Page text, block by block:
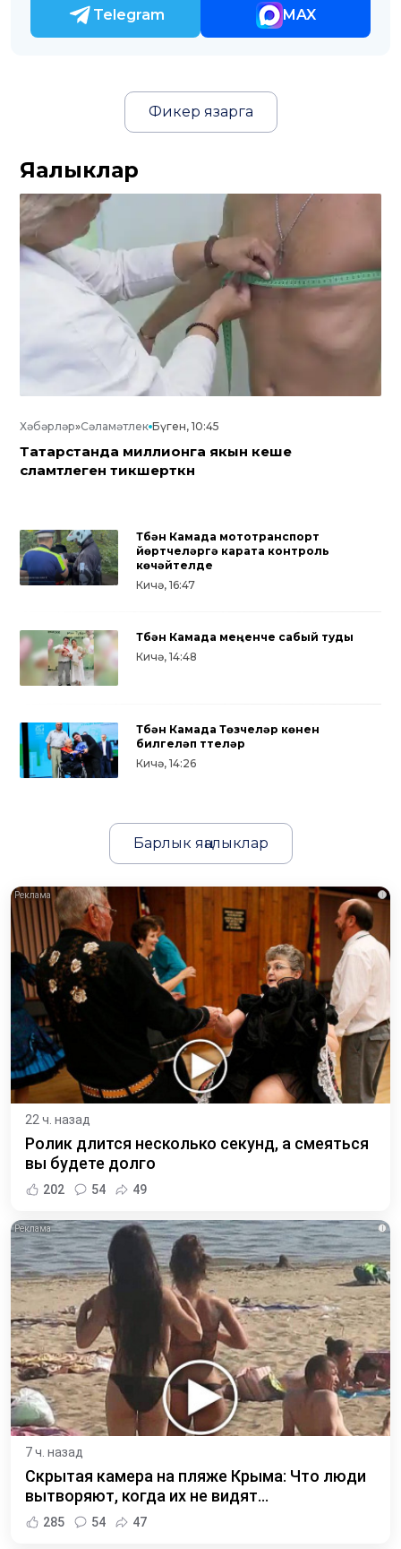
Telegram MAX
Фикер язарга
Яңалыклар
Хәбәрләр»Сәламәтлек Бүген, 10:45
Татарстанда миллионга якын кеше
сәламәтлеген тикшерткән
Түбән Камада мототранспорт
йөртүчеләргә карата контроль
көчәйтелде
Кичә, 16:47
Түбән Камада меңенче сабый туды
Кичә, 14:48
Түбән Камада Төзүчеләр көнен
билгеләп үттеләр
Кичә, 14:26
Барлык яңалыклар
i
22 ч. назад
Ролик длится несколько секунд, а смеяться
вы будете долго
202 54 49
i
7 ч. назад
Скрытая камера на пляже Крыма: Что люди
вытворяют, когда их не видят...
285 54 47